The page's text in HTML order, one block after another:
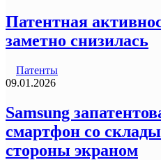
Патентная
заметно снизилась
Патенты
09.01.2026
Samsung
смартфон со
стороны экраном